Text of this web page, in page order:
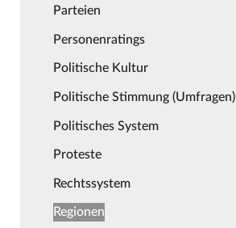
Parteien
Personenratings
Politische Kultur
Politische Stimmung (Umfragen)
Politisches System
Proteste
Rechtssystem
Regionen